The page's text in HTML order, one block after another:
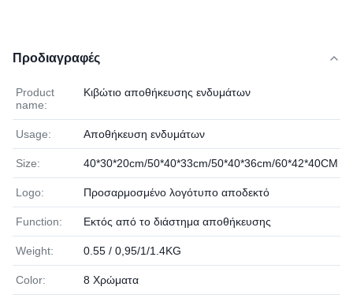
Προδιαγραφές
Product
name:
Κιβώτιο αποθήκευσης ενδυμάτων
Usage: Αποθήκευση ενδυμάτων
Size: 40*30*20cm/50*40*33cm/50*40*36cm/60*42*40CM
Logo: Προσαρμοσμένο λογότυπο αποδεκτό
Function: Εκτός από το διάστημα αποθήκευσης
Weight: 0.55 / 0,95/1/1.4KG
Color: 8 Χρώματα